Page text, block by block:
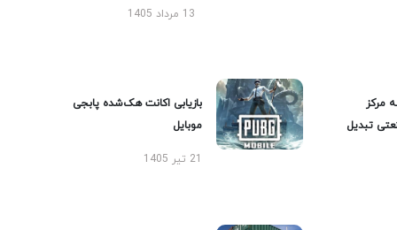
13 مرداد 1405
مرکز
تبدیل
بازیابی اکانت هک‌شده پابجی
موبایل
21 تیر 1405